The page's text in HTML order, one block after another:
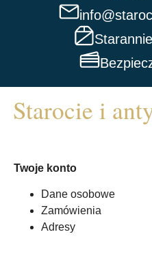
Twoje konto
Dane osobowe
Zamówienia
Adresy